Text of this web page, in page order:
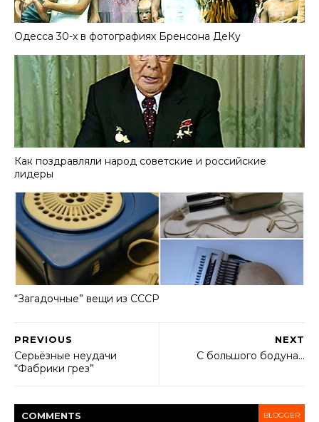
Одесса 30-х в фотографиях Бренсона ДеКу
Как поздравляли народ советские и российские
лидеры
“Загадочные” вещи из СССР
NEXT
С большого бодуна…
PREVIOUS
Серьёзные неудачи
“Фабрики грез”
COMMENTS BLOGGER